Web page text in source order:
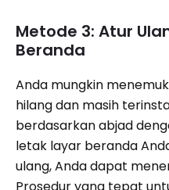
Metode 3: Atur
Beranda
Anda mungkin
hilang dan masih
berdasarkan abjad
letak layar beranda
ulang, Anda dapat
Prosedur yang tepat